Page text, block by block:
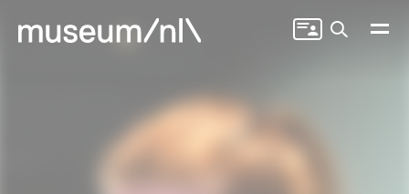
Zoeken